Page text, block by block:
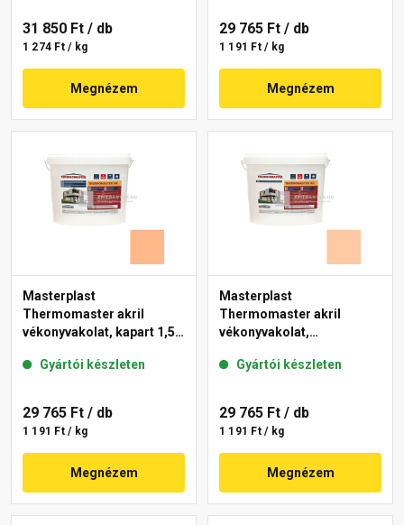
31 850 Ft / db
1 274 Ft / kg
Megnézem
29 765 Ft / db
1 191 Ft / kg
Megnézem
Masterplast
Thermomaster akril
vékonyvakolat, kapart 1,5
Gyártói készleten
29 765 Ft / db
1 191 Ft / kg
Megnézem
Masterplast
Thermomaster akril
vékonyvakolat,
10-D 25 kg
Gyártói készleten
29 765 Ft / db
1 191 Ft / kg
Megnézem